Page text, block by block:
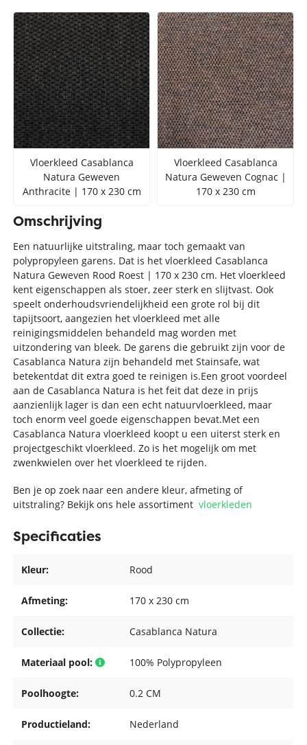
Vloerkleed Casablanca
Natura Geweven
Anthracite | 170 x 230 cm
Vloerkleed Casablanca
Natura Geweven Cognac |
170 x 230 cm
Omschrijving
Een natuurlijke uitstraling, maar toch gemaakt van
polypropyleen garens. Dat is het vloerkleed Casablanca
Natura Geweven Rood Roest | 170 x 230 cm. Het vloerkleed
kent eigenschappen als stoer, zeer sterk en slijtvast. Ook
speelt onderhoudsvriendelijkheid een grote rol bij dit
tapijtsoort, aangezien het vloerkleed met alle
reinigingsmiddelen behandeld mag worden met
uitzondering van bleek. De garens die gebruikt zijn voor de
Casablanca Natura zijn behandeld met Stainsafe, wat
betekentdat dit extra goed te reinigen is.Een groot voordeel
aan de Casablanca Natura is het feit dat deze in prijs
aanzienlijk lager is dan een echt natuurvloerkleed, maar
toch enorm veel goede eigenschappen bevat.Met een
Casablanca Natura vloerkleed koopt u een uiterst sterk en
projectgeschikt vloerkleed. Zo is het mogelijk om met
zwenkwielen over het vloerkleed te rijden.
Ben je op zoek naar een andere kleur, afmeting of
uitstraling? Bekijk ons hele assortimentvloerkleden
Specificaties
Kleur: Rood
Afmeting: 170 x 230 cm
Collectie: Casablanca Natura
Materiaal pool: 100% Polypropyleen
Poolhoogte: 0.2 CM
Productieland: Nederland